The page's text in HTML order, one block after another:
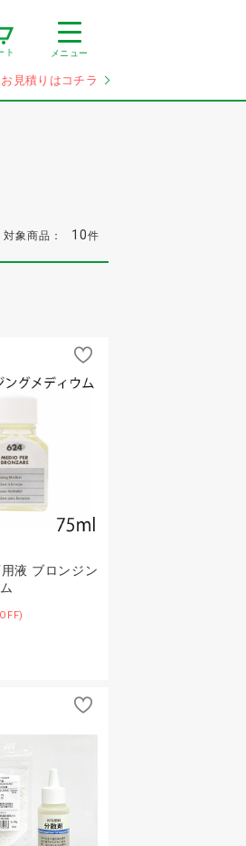
ト メニュー
見積りはコチラ
対象商品： 10件
液 ブロンジン